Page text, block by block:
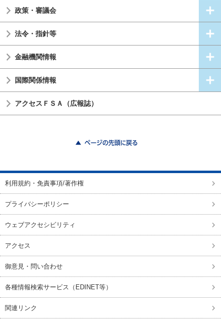
政策・審議会
法令・指針等
金融機関情報
国際関係情報
アクセスＦＳＡ（広報誌）
利用規約・免責事項/著作権
プライバシーポリシー
ウェブアクセシビリティ
アクセス
御意見・問い合わせ
各種情報検索サービス（EDINET等）
関連リンク